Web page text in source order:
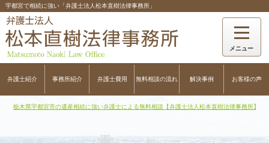
宇都宮で相続に強い「弁護士法人松本直樹法律事務所」
弁護士紹介 事務所紹介 弁護士費用 無料相談の流れ 解決事例 お客様の声
栃木県宇都宮市の遺産相続に強い弁護士による無料相談【弁護士法人松本直樹法律事務所】